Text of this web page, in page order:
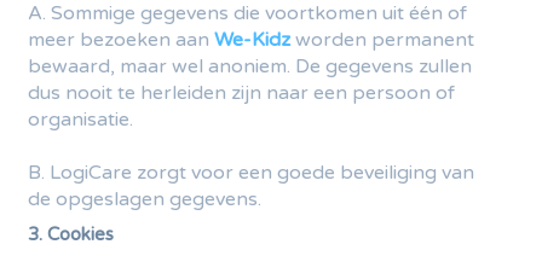
A. Sommige gegevens die voortkomen uit één of
meer bezoeken aan We-Kidzworden permanent
bewaard, maar wel anoniem. De gegevens zullen
dus nooit te herleiden zijn naar een persoon of
organisatie.
B. LogiCare zorgt voor een goede beveiliging van
de opgeslagen gegevens.
3. Cookies